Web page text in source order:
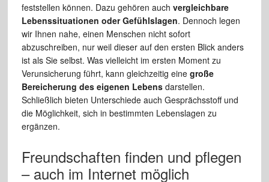
feststellen können. Dazu gehören auch vergleichbare
Lebenssituationen oder Gefühlslagen. Dennoch legen
wir Ihnen nahe, einen Menschen nicht sofort
abzuschreiben, nur weil dieser auf den ersten Blick anders
ist als Sie selbst. Was vielleicht im ersten Moment zu
Verunsicherung führt, kann gleichzeitig eine große
Bereicherung des eigenen Lebensdarstellen.
Schließlich bieten Unterschiede auch Gesprächsstoff und
die Möglichkeit, sich in bestimmten Lebenslagen zu
ergänzen.
Freundschaften finden und pflegen
– auch im Internet möglich